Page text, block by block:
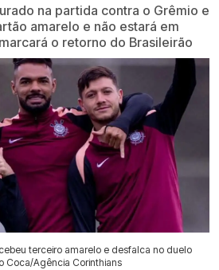
na partida contra o Grêmio e
amarelo e não estará em
o retorno do Brasileirão
terceiro amarelo e desfalca no duelo
Coca/Agência Corinthians